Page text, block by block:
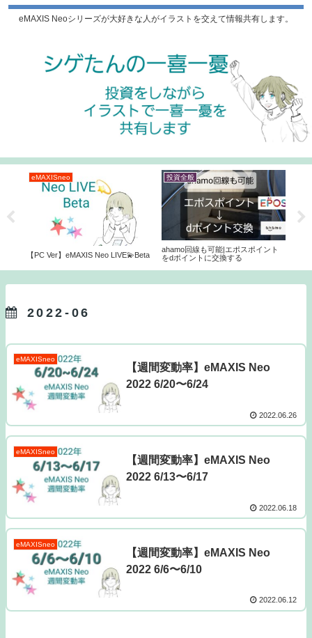
eMAXIS Neoシリーズが大好きな人がイラストを交えて情報共有します。
eMAXISneo
【PC Ver】eMAXIS Neo LIVE💫Beta
投資全般
ahamo回線も可能|エポスポイント
をdポイントに交換する
2022-06
eMAXISneo
【週間変動率】eMAXIS Neo
2022 6/20〜6/24
2022.06.26
eMAXISneo
【週間変動率】eMAXIS Neo
2022 6/13〜6/17
2022.06.18
eMAXISneo
【週間変動率】eMAXIS Neo
2022 6/6〜6/10
2022.06.12